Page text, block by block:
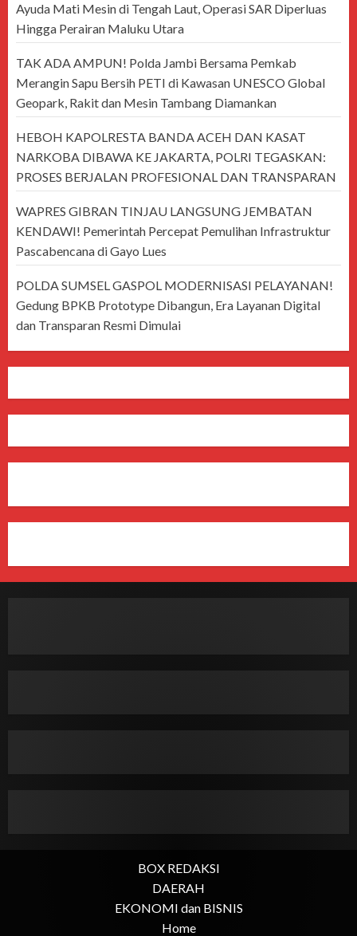
Ayuda Mati Mesin di Tengah Laut, Operasi SAR Diperluas
Hingga Perairan Maluku Utara
TAK ADA AMPUN! Polda Jambi Bersama Pemkab
Merangin Sapu Bersih PETI di Kawasan UNESCO Global
Geopark, Rakit dan Mesin Tambang Diamankan
HEBOH KAPOLRESTA BANDA ACEH DAN KASAT
NARKOBA DIBAWA KE JAKARTA, POLRI TEGASKAN:
PROSES BERJALAN PROFESIONAL DAN TRANSPARAN
WAPRES GIBRAN TINJAU LANGSUNG JEMBATAN
KENDAWI! Pemerintah Percepat Pemulihan Infrastruktur
Pascabencana di Gayo Lues
POLDA SUMSEL GASPOL MODERNISASI PELAYANAN!
Gedung BPKB Prototype Dibangun, Era Layanan Digital
dan Transparan Resmi Dimulai
BOX REDAKSI
DAERAH
EKONOMI dan BISNIS
Home